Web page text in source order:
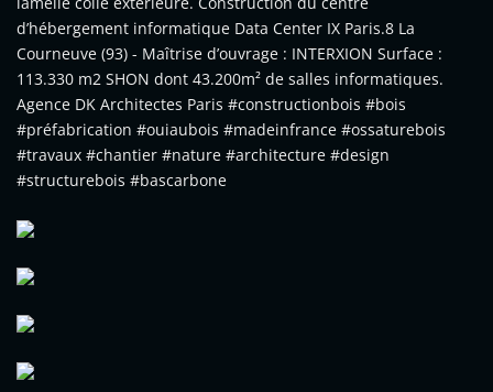
d’hébergement informatique Data Center IX Paris.8 La
Courneuve (93) - Maîtrise d’ouvrage : INTERXION Surface :
113.330 m2 SHON dont 43.200m² de salles informatiques.
Agence DK Architectes Paris #constructionbois #bois
#préfabrication #ouiaubois #madeinfrance #ossaturebois
#travaux #chantier #nature #architecture #design
#structurebois #bascarbone